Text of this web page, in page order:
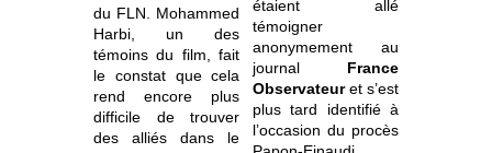
du FLN. Mohammed
Harbi, un des
témoins du film, fait
le constat que cela
rend encore plus
difficile de trouver
des alliés dans le
étaient allé
témoigner
anonymement au
journal France
Observateuret s’est
plus tard identifié à
l’occasion du procès